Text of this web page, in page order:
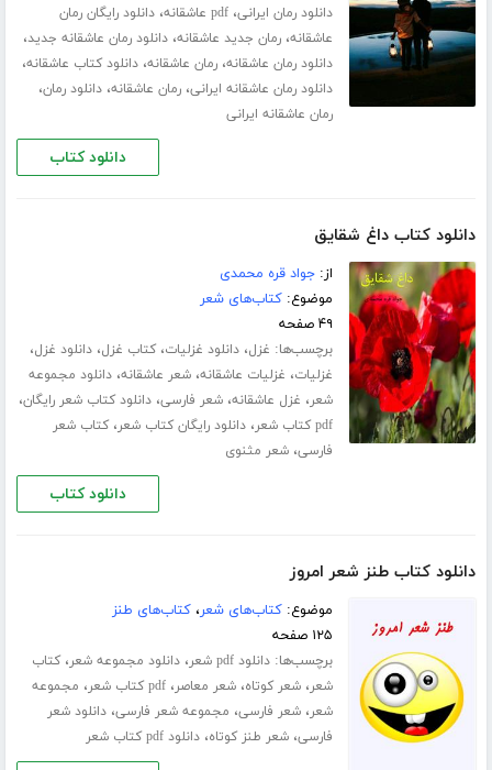
دانلود رمان ایرانی،pdf عاشقانه ،دانلود رایگان رمان
عاشقانه،رمان جدید عاشقانه،دانلود رمان عاشقانه جدید،
دانلود رمان عاشقانه،رمان عاشقانه،دانلود کتاب عاشقانه،
دانلود رمان عاشقانه ایرانی،رمان عاشقانه،دانلود رمان،
رمان عاشقانه ایرانی
دانلود کتاب
دانلود کتاب داغ شقایق
از:جواد قره محمدی
موضوع:کتاب‌های شعر
۴۹ صفحه
برچسب‌ها: غزل،دانلود غزلیات،کتاب غزل،دانلود غزل،
غزلیات، غزلیات عاشقانه،شعر عاشقانه،دانلود مجموعه
شعر، غزل عاشقانه،شعر فارسی،دانلود کتاب شعر رایگان،
pdf کتاب شعر ،دانلود رایگان کتاب شعر،کتاب شعر
فارسی،شعر مثنوی
دانلود کتاب
دانلود کتاب طنز شعر امروز
موضوع:کتاب‌های شعر،کتاب‌های طنز
۱۲۵ صفحه
برچسب‌ها:دانلود pdf شعر ،دانلود مجموعه شعر،کتاب
شعر،شعر کوتاه،شعر معاصر،pdf کتاب شعر ، مجموعه
شعر،شعر فارسی، مجموعه شعر فارسی،دانلود شعر
فارسی،شعر طنز کوتاه،دانلود pdf کتاب شعر